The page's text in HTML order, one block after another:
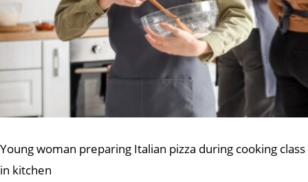
Young woman preparing Italian pizza during cooking class
in kitchen